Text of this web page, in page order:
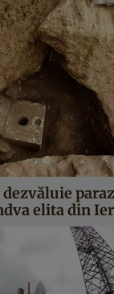
dezvăluie
elita din